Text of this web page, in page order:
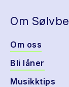
Om
Om oss
Bli låner
Musikktips